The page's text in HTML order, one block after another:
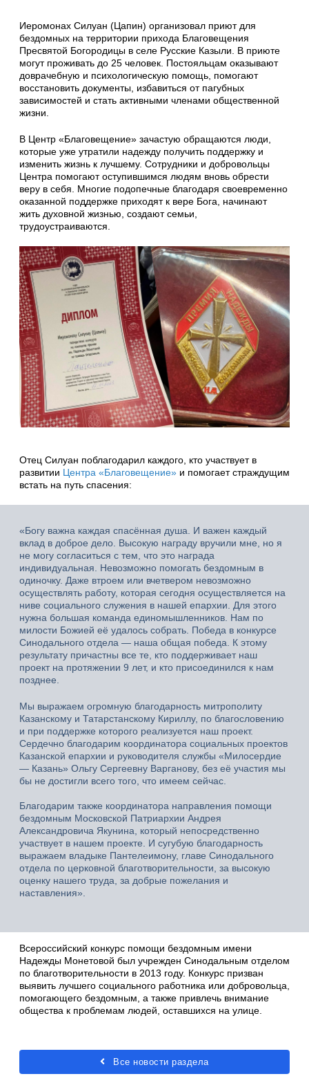
Иеромонах Силуан (Цапин) организовал приют для
бездомных на территории прихода Благовещения
Пресвятой Богородицы в селе Русские Казыли. В приюте
могут проживать до 25 человек. Постояльцам оказывают
доврачебную и психологическую помощь, помогают
восстановить документы, избавиться от пагубных
зависимостей и стать активными членами общественной
жизни.
В Центр «Благовещение» зачастую обращаются люди,
которые уже утратили надежду получить поддержку и
изменить жизнь к лучшему. Сотрудники и добровольцы
Центра помогают оступившимся людям вновь обрести
веру в себя. Многие подопечные благодаря своевременно
оказанной поддержке приходят к вере Бога, начинают
жить духовной жизнью, создают семьи,
трудоустраиваются.
Отец Силуан поблагодарил каждого, кто участвует в
развитии Центра «Благовещение» и помогает страждущим
встать на путь спасения:
«Богу важна каждая спасённая душа. И важен каждый
вклад в доброе дело. Высокую награду вручили мне, но я
не могу согласиться с тем, что это награда
индивидуальная. Невозможно помогать бездомным в
одиночку. Даже втроем или вчетвером невозможно
осуществлять работу, которая сегодня осуществляется на
ниве социального служения в нашей епархии. Для этого
нужна большая команда единомышленников. Нам по
милости Божией её удалось собрать. Победа в конкурсе
Синодального отдела — наша общая победа. К этому
результату причастны все те, кто поддерживает наш
проект на протяжении 9 лет, и кто присоединился к нам
позднее.
Мы выражаем огромную благодарность митрополиту
Казанскому и Татарстанскому Кириллу, по благословению
и при поддержке которого реализуется наш проект.
Сердечно благодарим координатора социальных проектов
Казанской епархии и руководителя службы «Милосердие
— Казань» Ольгу Сергеевну Варганову, без её участия мы
бы не достигли всего того, что имеем сейчас.
Благодарим также координатора направления помощи
бездомным Московской Патриархии Андрея
Александровича Якунина, который непосредственно
участвует в нашем проекте. И сугубую благодарность
выражаем владыке Пантелеимону, главе Синодального
отдела по церковной благотворительности, за высокую
оценку нашего труда, за добрые пожелания и
наставления».
Всероссийский конкурс помощи бездомным имени
Надежды Монетовой был учрежден Синодальным отделом
по благотворительности в 2013 году. Конкурс призван
выявить лучшего социального работника или добровольца,
помогающего бездомным, а также привлечь внимание
общества к проблемам людей, оставшихся на улице.
Все новости раздела